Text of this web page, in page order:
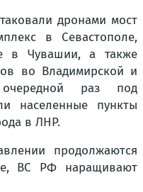
дронами мост
в Севастополе,
в Чувашии, а также
во Владимирской и
раз под
населенные пункты
в ЛНР.
продолжаются
ВС РФ наращивают